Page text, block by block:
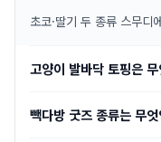
초코·딸기 두 종류 스무디
고양이 발바닥 토핑은
빽다방 굿즈 종류는 무